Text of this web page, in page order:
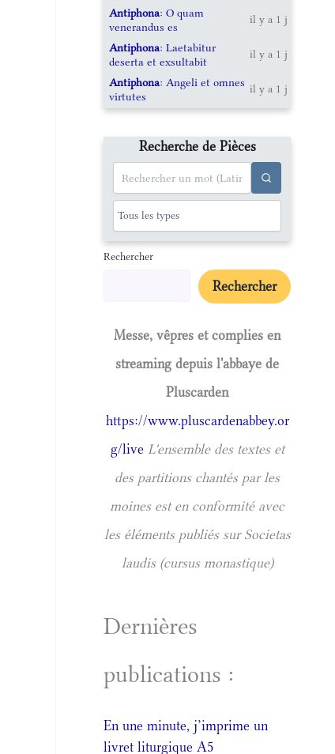
Antiphona: O quam
venerandus es
il y a 1 j
Antiphona: Laetabitur
deserta et exsultabit
il y a 1 j
Antiphona: Angeli et omnes
virtutes
il y a 1 j
Recherche de Pièces
Rechercher
Rechercher
Messe, vêpres et complies en
streaming depuis l'abbaye de
Pluscarden
https://www.pluscardenabbey.or
g/live L'ensemble des textes et
des partitions chantés par les
moines est en conformité avec
les éléments publiés sur Societas
laudis (cursus monastique)
Dernières
publications :
En une minute, j’imprime un
livret liturgique A5